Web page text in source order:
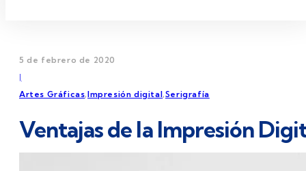
5 de febrero de 2020
|
Artes Gráficas,Impresión digital,Serigrafía
Ventajas de la Impresión